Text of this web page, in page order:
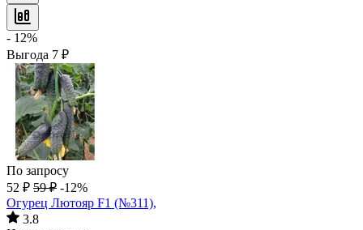
- 12%
Выгода 7 ₽
По запросу
52 ₽ 59 ₽ -12%
Огурец Лютояр F1 (№311),
3.8